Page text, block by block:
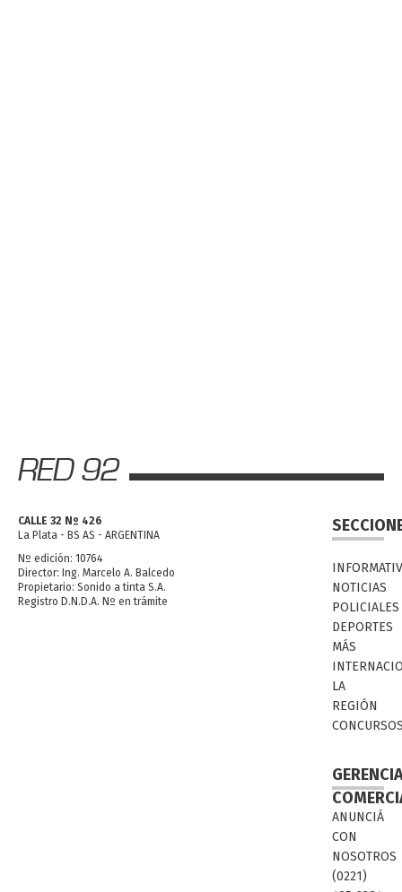
CALLE 32 Nº 426
La Plata - BS AS - ARGENTINA
Nº edición: 10764
Director: Ing. Marcelo A. Balcedo
Propietario: Sonido a tinta S.A.
Registro D.N.D.A. Nº en trámite
NOTICIAS
POLICIALES
DEPORTES
MÁS
LA
REGIÓN
ANUNCIÁ
CON
NOSOTROS
(0221)